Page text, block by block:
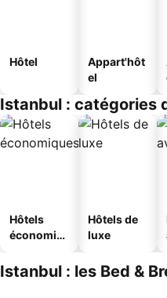
Hôtel
Appart'hôt
el
Istanbul : catégories
Hôtels
économiq
Hôtels de
luxe
Istanbul : les Bed &